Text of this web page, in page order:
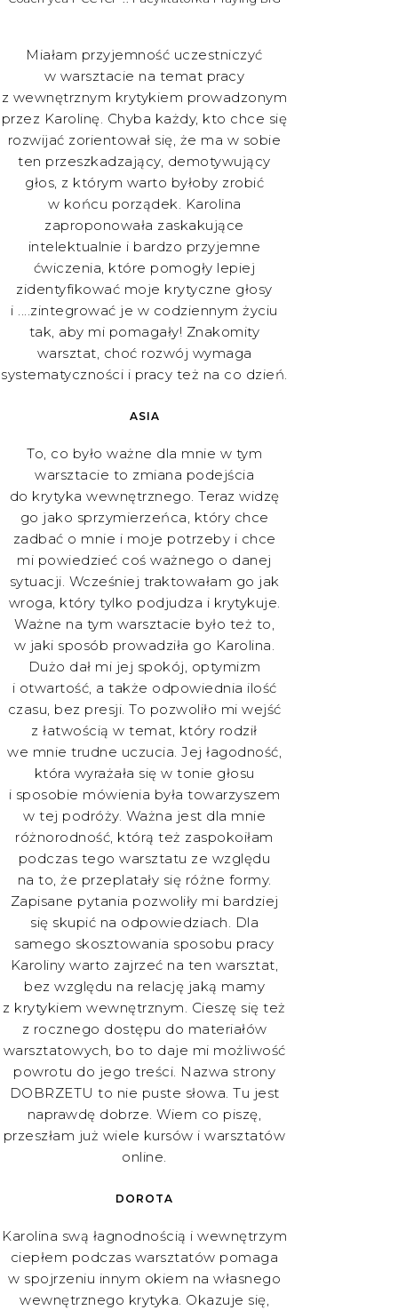
Miałam przyjemność uczestniczyć
w warsztacie na temat pracy
z wewnętrznym krytykiem prowadzonym
przez Karolinę. Chyba każdy, kto chce się
rozwijać zorientował się, że ma w sobie
ten przeszkadzający, demotywujący
głos, z którym warto byłoby zrobić
w końcu porządek. Karolina
zaproponowała zaskakujące
intelektualnie i bardzo przyjemne
ćwiczenia, które pomogły lepiej
zidentyfikować moje krytyczne głosy
i ....zintegrować je w codziennym życiu
tak, aby mi pomagały! Znakomity
warsztat, choć rozwój wymaga
systematyczności i pracy też na co dzień.
ASIA
To, co było ważne dla mnie w tym
warsztacie to zmiana podejścia
do krytyka wewnętrznego. Teraz widzę
go jako sprzymierzeńca, który chce
zadbać o mnie i moje potrzeby i chce
mi powiedzieć coś ważnego o danej
sytuacji. Wcześniej traktowałam go jak
wroga, który tylko podjudza i krytykuje.
Ważne na tym warsztacie było też to,
w jaki sposób prowadziła go Karolina.
Dużo dał mi jej spokój, optymizm
i otwartość, a także odpowiednia ilość
czasu, bez presji. To pozwoliło mi wejść
z łatwością w temat, który rodził
we mnie trudne uczucia. Jej łagodność,
która wyrażała się w tonie głosu
i sposobie mówienia była towarzyszem
w tej podróży. Ważna jest dla mnie
różnorodność, którą też zaspokoiłam
podczas tego warsztatu ze względu
na to, że przeplatały się różne formy.
Zapisane pytania pozwoliły mi bardziej
się skupić na odpowiedziach. Dla
samego skosztowania sposobu pracy
Karoliny warto zajrzeć na ten warsztat,
bez względu na relację jaką mamy
z krytykiem wewnętrznym. Cieszę się też
z rocznego dostępu do materiałów
warsztatowych, bo to daje mi możliwość
powrotu do jego treści. Nazwa strony
DOBRZETU to nie puste słowa. Tu jest
naprawdę dobrze. Wiem co piszę,
przeszłam już wiele kursów i warsztatów
online.
DOROTA
Karolina swą łagnodnością i wewnętrzym
ciepłem podczas warsztatów pomaga
w spojrzeniu innym okiem na własnego
wewnętrznego krytyka. Okazuje się,